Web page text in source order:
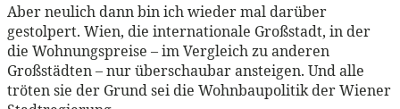
Aber neulich dann bin ich wieder mal darüber
gestolpert. Wien, die internationale Großstadt, in der
die Wohnungspreise – im Vergleich zu anderen
Großstädten – nur überschaubar ansteigen. Und alle
tröten sie der Grund sei die Wohnbaupolitik der Wiener